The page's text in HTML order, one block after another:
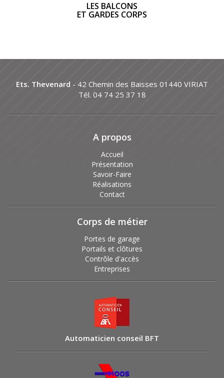
LES BALCONS
ET GARDES CORPS
Ets. Thevenard - 42 Chemin des Baisses 01440 VIRIAT
Tél. 04 74 25 37 18
A propos
Accueil
Présentation
Savoir-Faire
Réalisations
Contact
Corps de métier
Portes de garage
Portails et clôtures
Contrôle d'accès
Entreprises
Automaticien conseil BFT